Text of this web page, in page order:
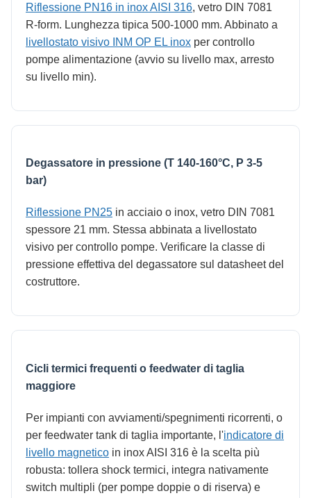
Riflessione PN16 in inox AISI 316, vetro DIN 7081
R-form. Lunghezza tipica 500-1000 mm. Abbinato a
livellostato visivo INM OP EL inox per controllo
pompe alimentazione (avvio su livello max, arresto
su livello min).
Degassatore in pressione (T 140-160°C, P 3-5
bar)
Riflessione PN25 in acciaio o inox, vetro DIN 7081
spessore 21 mm. Stessa abbinata a livellostato
visivo per controllo pompe. Verificare la classe di
pressione effettiva del degassatore sul datasheet del
costruttore.
Cicli termici frequenti o feedwater di taglia
maggiore
Per impianti con avviamenti/spegnimenti ricorrenti, o
per feedwater tank di taglia importante, l'indicatore di
livello magnetico in inox AISI 316 è la scelta più
robusta: tollera shock termici, integra nativamente
switch multipli (per pompe doppie o di riserva) e